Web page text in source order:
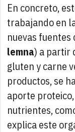
En concreto,
trabajando en
nuevas
lemna) a partir
gluten y carne
productos, se
aporte
nutrientes,
explica este